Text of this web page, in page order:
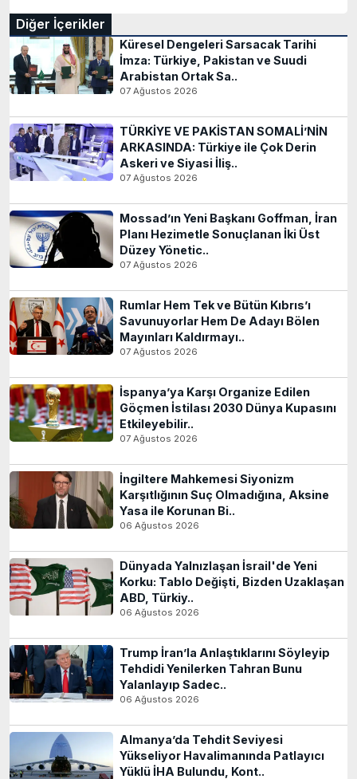
Diğer İçerikler
Küresel Dengeleri Sarsacak Tarihi
İmza: Türkiye, Pakistan ve Suudi
Arabistan Ortak Sa..
07 Ağustos 2026
TÜRKİYE VE PAKİSTAN SOMALİ’NİN
ARKASINDA: Türkiye ile Çok Derin
Askeri ve Siyasi İliş..
07 Ağustos 2026
Mossad’ın Yeni Başkanı Goffman, İran
Planı Hezimetle Sonuçlanan İki Üst
Düzey Yönetic..
07 Ağustos 2026
Rumlar Hem Tek ve Bütün Kıbrıs’ı
Savunuyorlar Hem De Adayı Bölen
Mayınları Kaldırmayı..
07 Ağustos 2026
İspanya’ya Karşı Organize Edilen
Göçmen İstilası 2030 Dünya Kupasını
Etkileyebilir..
07 Ağustos 2026
İngiltere Mahkemesi Siyonizm
Karşıtlığının Suç Olmadığına, Aksine
Yasa ile Korunan Bi..
06 Ağustos 2026
Dünyada Yalnızlaşan İsrail'de Yeni
Korku: Tablo Değişti, Bizden Uzaklaşan
ABD, Türkiy..
06 Ağustos 2026
Trump İran’la Anlaştıklarını Söyleyip
Tehdidi Yenilerken Tahran Bunu
Yalanlayıp Sadec..
06 Ağustos 2026
Almanya’da Tehdit Seviyesi
Yükseliyor Havalimanında Patlayıcı
Yüklü İHA Bulundu, Kont..